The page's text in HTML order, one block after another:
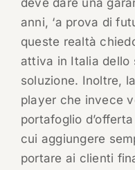
deve dare una
anni, ‘a prova di
queste realtà
attiva in Italia dello
soluzione. Inoltre,
player che invece
portafoglio
cui aggiungere
portare ai clienti